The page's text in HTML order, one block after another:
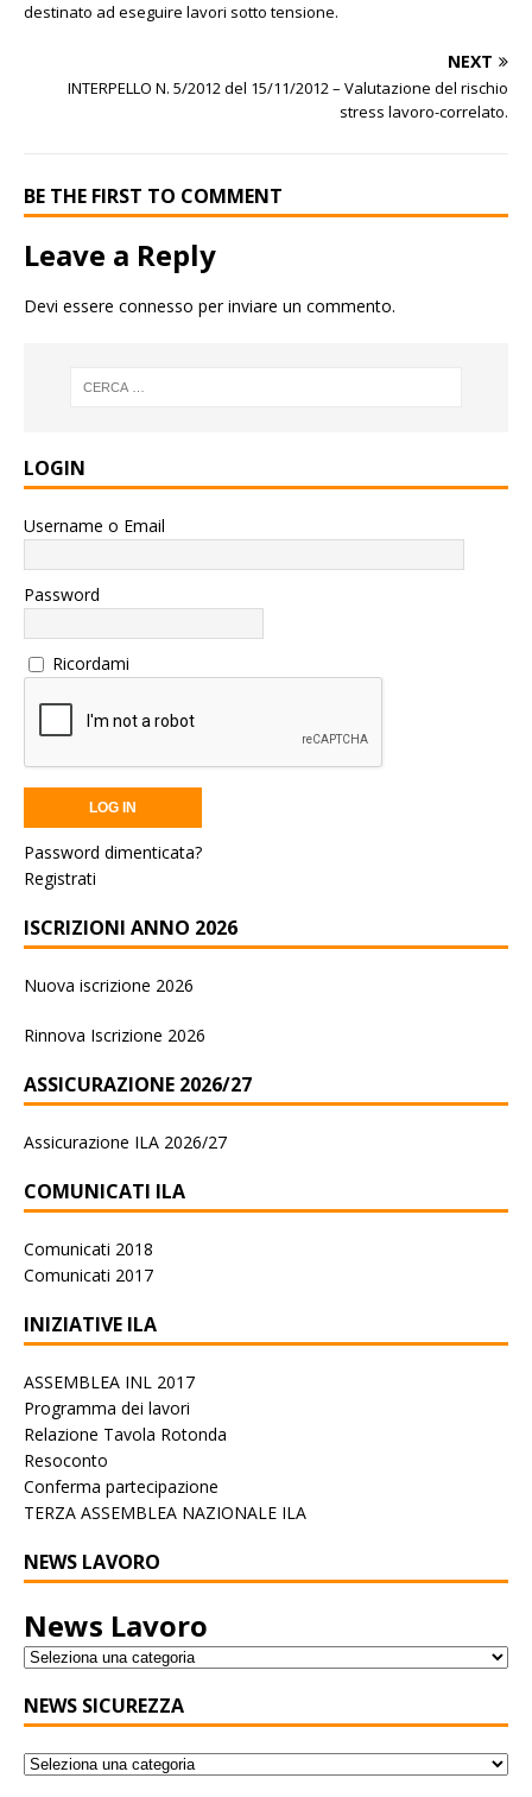
destinato ad eseguire lavori sotto tensione.
NEXT
INTERPELLO N. 5/2012 del 15/11/2012 – Valutazione del rischio
stress lavoro-correlato.
BE THE FIRST TO COMMENT
Leave a Reply
Devi essere connesso per inviare un commento.
LOGIN
Username o Email
Password
Ricordami
Password dimenticata?
Registrati
ISCRIZIONI ANNO 2026
Nuova iscrizione 2026
Rinnova Iscrizione 2026
ASSICURAZIONE 2026/27
Assicurazione ILA 2026/27
COMUNICATI ILA
Comunicati 2018
Comunicati 2017
INIZIATIVE ILA
ASSEMBLEA INL 2017
Programma dei lavori
Relazione Tavola Rotonda
Resoconto
Conferma partecipazione
TERZA ASSEMBLEA NAZIONALE ILA
NEWS LAVORO
News Lavoro
NEWS SICUREZZA